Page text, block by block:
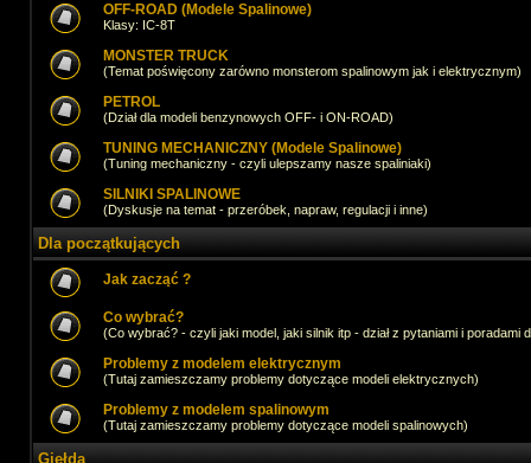
OFF-ROAD (Modele Spalinowe)
Klasy: IC-8T
MONSTER TRUCK
(Temat poświęcony zarówno monsterom spalinowym jak i elektrycznym)
PETROL
(Dział dla modeli benzynowych OFF- i ON-ROAD)
TUNING MECHANICZNY (Modele Spalinowe)
(Tuning mechaniczny - czyli ulepszamy nasze spaliniaki)
SILNIKI SPALINOWE
(Dyskusje na temat - przeróbek, napraw, regulacji i inne)
Dla początkujących
Jak zacząć ?
Co wybrać?
(Co wybrać? - czyli jaki model, jaki silnik itp - dział z pytaniami i poradami
Problemy z modelem elektrycznym
(Tutaj zamieszczamy problemy dotyczące modeli elektrycznych)
Problemy z modelem spalinowym
(Tutaj zamieszczamy problemy dotyczące modeli spalinowych)
Giełda